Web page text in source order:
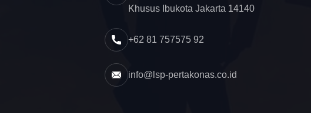
Khusus Ibukota Jakarta 14140
+62 81 757575 92
info@lsp-pertakonas.co.id